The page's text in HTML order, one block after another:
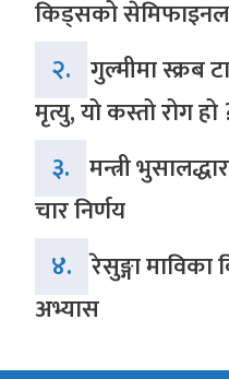
किड्सको
२. गुल्मीमा स्क्रब
मृत्यु, यो कस्तो रोग
३. मन्त्री
चार निर्णय
४. रेसुङ्गा माविका
अभ्यास